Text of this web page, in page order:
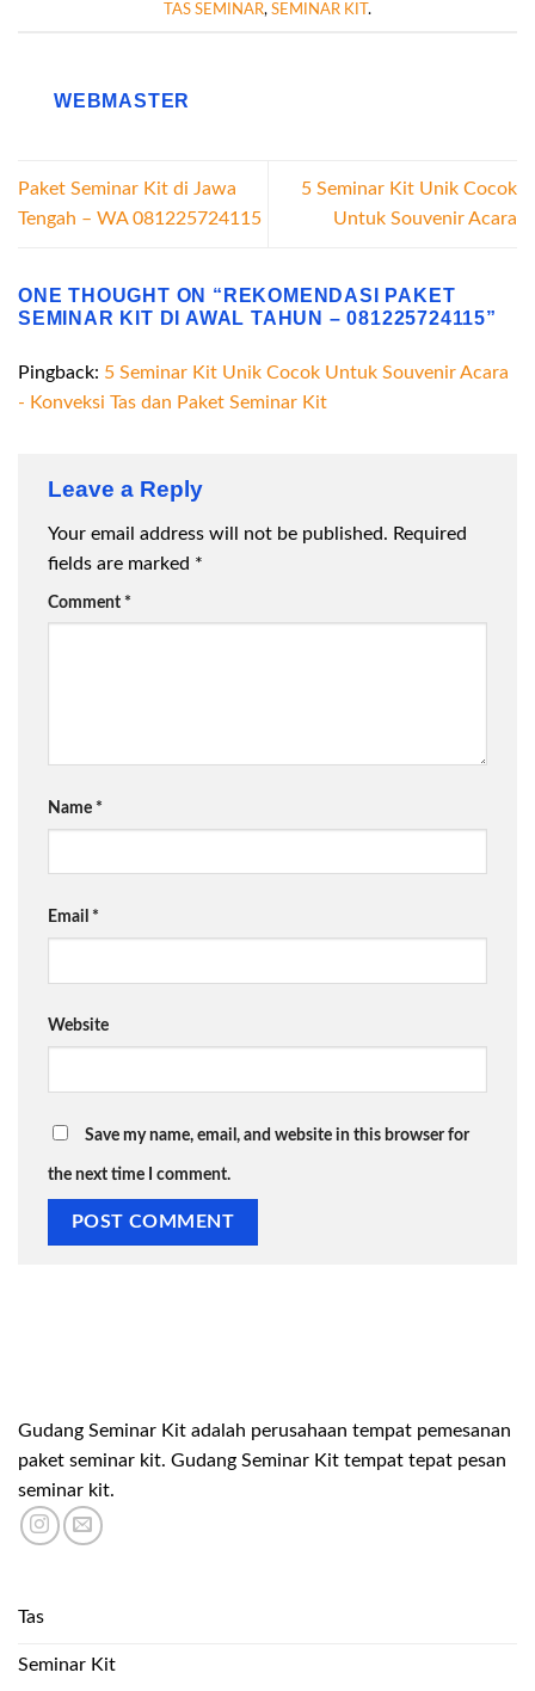
TAS SEMINAR, SEMINAR KIT .
WEBMASTER
Paket Seminar Kit di Jawa
Tengah – WA 081225724115
5 Seminar Kit Unik Cocok
Untuk Souvenir Acara
ONE THOUGHT ON “ REKOMENDASI PAKET
SEMINAR KIT DI AWAL TAHUN – 081225724115”
Pingback: 5 Seminar Kit Unik Cocok Untuk Souvenir Acara
- Konveksi Tas dan Paket Seminar Kit
Leave a Reply
Your email address will not be published. Required
fields are marked *
Comment *
Name *
Email *
Website
Save my name, email, and website in this browser for
the next time I comment.
Gudang Seminar Kit adalah perusahaan tempat pemesanan
paket seminar kit. Gudang Seminar Kit tempat tepat pesan
seminar kit.
Tas
Seminar Kit